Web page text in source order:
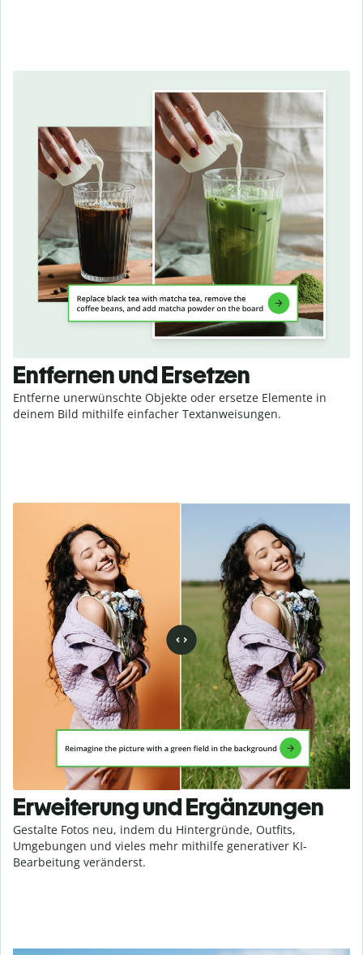
Entfernen und Ersetzen
Entferne unerwünschte Objekte oder ersetze Elemente in
deinem Bild mithilfe einfacher Textanweisungen.
Erweiterung und Ergänzungen
Gestalte Fotos neu, indem du Hintergründe, Outfits,
Umgebungen und vieles mehr mithilfe generativer KI-
Bearbeitung veränderst.